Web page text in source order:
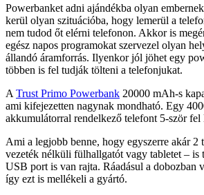
Powerbanket adni ajándékba olyan
kerül olyan szituációba, hogy lemerül a
nem tudod őt elérni telefonon. Akkor is
egész napos programokat szervezel olyan
állandó áramforrás. Ilyenkor jól jöhet egy
többen is fel tudják tölteni a telefonjukat.
A Trust Primo Powerbank 20000 mAh-s
ami kifejezetten nagynak mondható. Egy
akkumulátorral rendelkező telefont 5-ször fel
Ami a legjobb benne, hogy egyszerre akár 2
vezeték nélküli fülhallgatót vagy tabletet – is
USB port is van rajta. Ráadásul a dobozban
így ezt is mellékeli a gyártó.